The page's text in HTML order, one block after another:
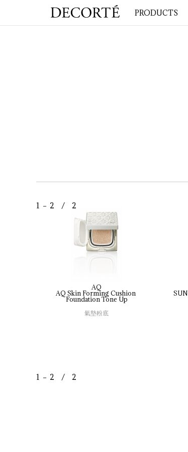
PRODUCTS
1 － 2 / 2
AQ
AQ Skin Forming Cushion
Foundation Tone Up
氣墊粉底
SUN
1 － 2 / 2